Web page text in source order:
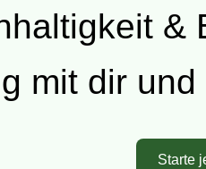
&
mit dir
Starte